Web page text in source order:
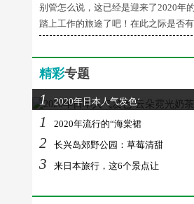
别管怎么说，这已经是迎来了2020年
踏上工作的旅途了吧！在此之际是否
精彩专题
1 2020年日本人气发色‘
1 2020年流行的“海棠裙
2 长兴岛郊野公园：草莓清甜
3 来日本旅行，这6个景点让